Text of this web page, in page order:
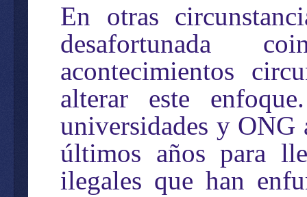
En otras
desafortunada
acontecimientos
alterar este
universidades y ONG
últimos años para
ilegales que han